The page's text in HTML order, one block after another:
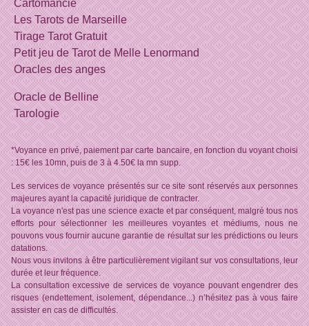
Cartomancie
Les Tarots de Marseille
Tirage Tarot Gratuit
Petit jeu de Tarot de Melle Lenormand
Oracles des anges
Oracle de Belline
Tarologie
*Voyance en privé, paiement par carte bancaire, en fonction du voyant choisi
: 15€ les 10mn, puis de 3 à 4.50€ la mn supp.
Les services de voyance présentés sur ce site sont réservés aux personnes
majeures ayant la capacité juridique de contracter.
La voyance n'est pas une science exacte et par conséquent, malgré tous nos
efforts pour sélectionner les meilleures voyantes et médiums, nous ne
pouvons vous fournir aucune garantie de résultat sur les prédictions ou leurs
datations.
Nous vous invitons à être particulièrement vigilant sur vos consultations, leur
durée et leur fréquence.
La consultation excessive de services de voyance pouvant engendrer des
risques (endettement, isolement, dépendance...) n’hésitez pas à vous faire
assister en cas de difficultés.